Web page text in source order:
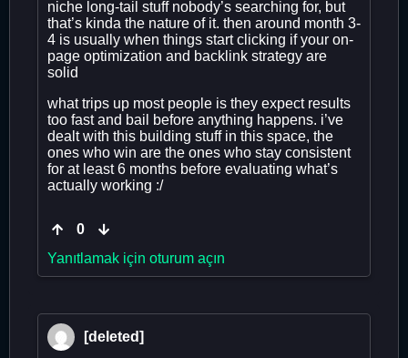
niche long-tail stuff nobody’s searching for, but
that’s kinda the nature of it. then around month 3-
4 is usually when things start clicking if your on-
page optimization and backlink strategy are
solid
what trips up most people is they expect results
too fast and bail before anything happens. i’ve
dealt with this building stuff in this space, the
ones who win are the ones who stay consistent
for at least 6 months before evaluating what’s
actually working :/
0
Yanıtlamak için oturum açın
[deleted]